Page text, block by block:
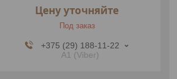
Цену уточняйте
Под заказ
+375 (29) 188-11-22
А1 (Viber)